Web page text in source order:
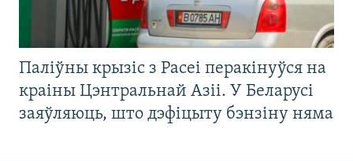
Паліўны крызіс з Расеі перакінуўся на
краіны Цэнтральнай Азіі. У Беларусі
заяўляюць, што дэфіцыту бэнзіну няма